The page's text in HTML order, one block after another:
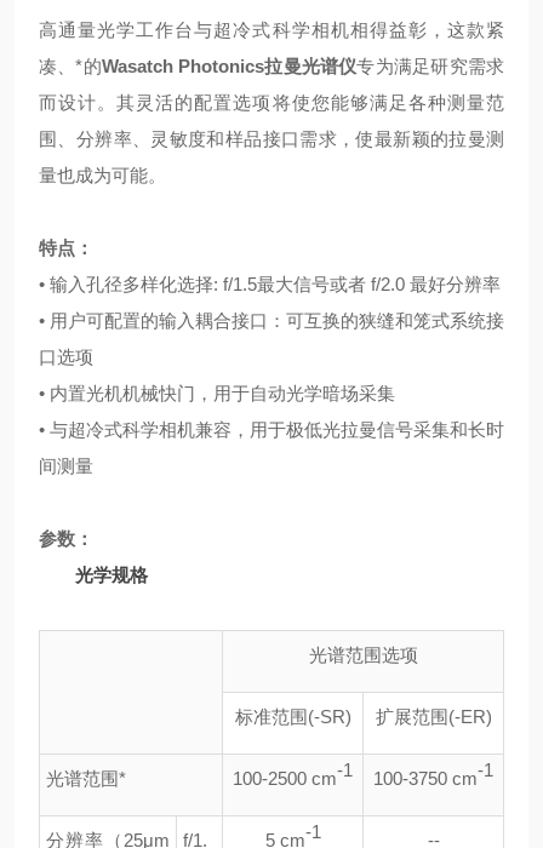
高通量光学工作台与超冷式科学相机相得益彰，这款紧
凑、*的Wasatch Photonics拉曼光谱仪专为满足研究需求
而设计。其灵活的配置选项将使您能够满足各种测量范
围、分辨率、灵敏度和样品接口需求，使最新颖的拉曼测
量也成为可能。
特点：
• 输入孔径多样化选择: f/1.5最大信号或者 f/2.0 最好分辨率
• 用户可配置的输入耦合接口：可互换的狭缝和笼式系统接
口选项
• 内置光机机械快门，用于自动光学暗场采集
• 与超冷式科学相机兼容，用于极低光拉曼信号采集和长时
间测量
参数：
光学规格
光谱范围选项
标准范围(-SR) 扩展范围(-ER)
光谱范围* 100-2500 cm-1 100-3750 cm-1
分辨率（25μm f/1. 5 cm-1 --